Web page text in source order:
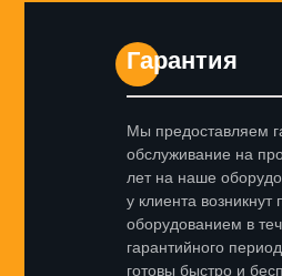
Мы предоставляем
обслуживание на
лет на наше
у клиента
оборудованием в
гарантийного
готовы быстро и
Гарантия